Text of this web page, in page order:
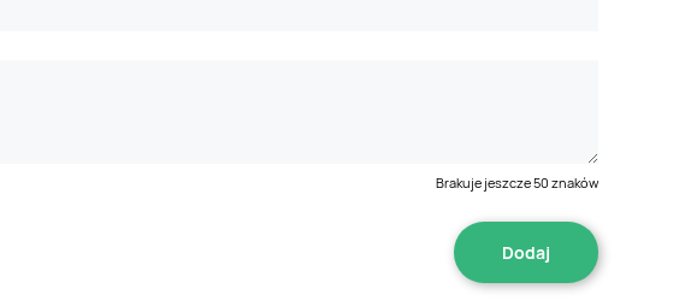
Brakuje jeszcze50 znaków